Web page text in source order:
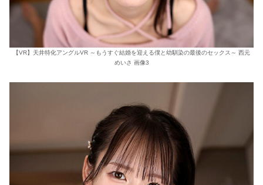
【VR】天井特化アングルVR ～もうすぐ結婚を迎える僕と幼馴染の最後のセックス～ 西元
めいさ 画像3